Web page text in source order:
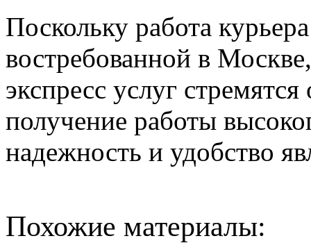
Поскольку работа
востребованной в
экспресс услуг
получение работы
надежность и удобство
Похожие материалы: